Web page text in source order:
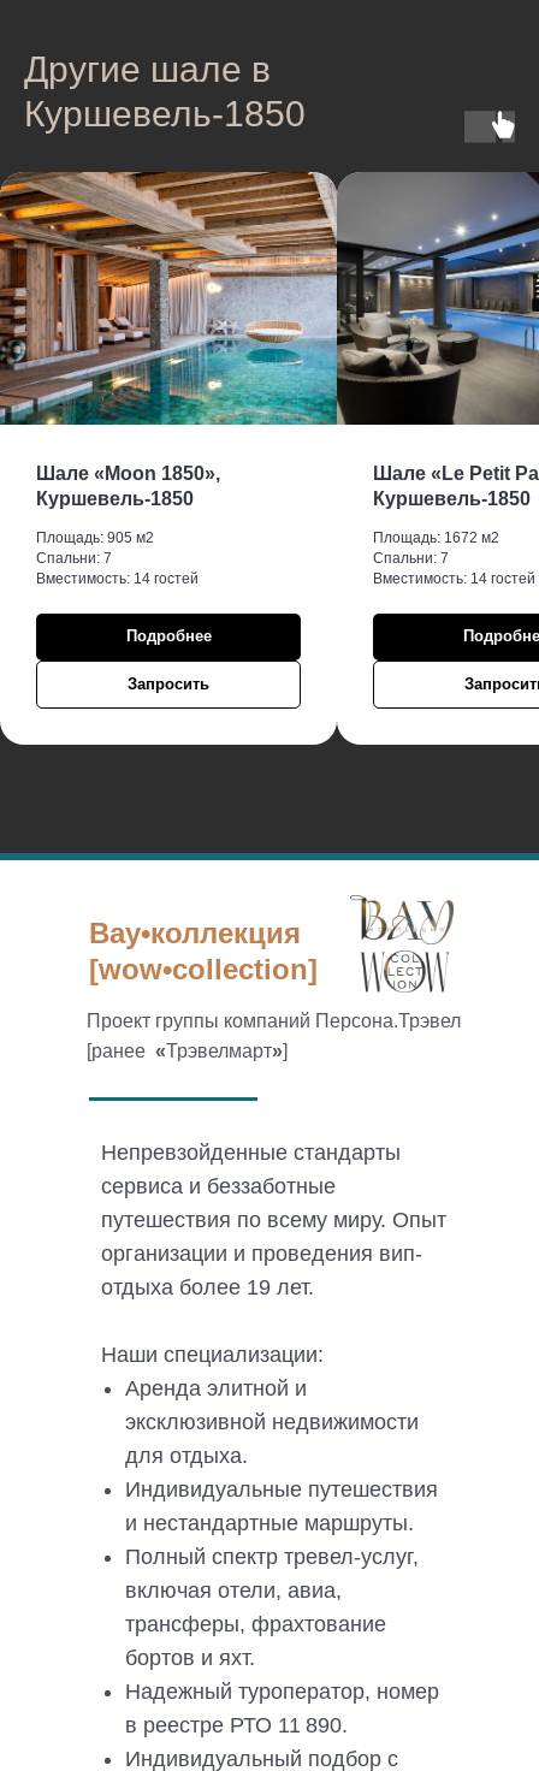
Другие шале в
Куршевель-1850
Шале «Moon 1850»,
Куршевель-1850
Площадь: 905 м2
Спальни: 7
Вместимость: 14 гостей
Подробнее
Запросить
Шале «Le Petit
Куршевель-1850
Площадь: 1672 м2
Спальни: 7
Вместимость: 14 гостей
Вау•коллекция
[wow•collection]
Проект группы компаний Персона.Трэвел
[ранее «Трэвелмарт»]
Непревзойденные стандарты
сервиса и беззаботные
путешествия по всему миру. Опыт
организации и проведения вип-
отдыха более 19 лет.
Наши специализации:
Аренда элитной и
эксклюзивной недвижимости
для отдыха.
Индивидуальные путешествия
и нестандартные маршруты.
Полный спектр тревел-услуг,
включая отели, авиа,
трансферы, фрахтование
бортов и яхт.
Надежный туроператор, номер
в реестре РТО 11 890.
Индивидуальный подбор с